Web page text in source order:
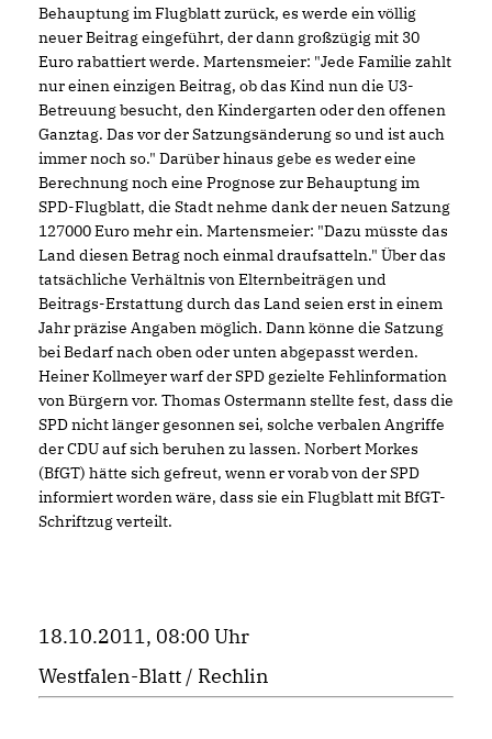
Behauptung im Flugblatt zurück, es werde ein völlig
neuer Beitrag eingeführt, der dann großzügig mit 30
Euro rabattiert werde. Martensmeier: "Jede Familie zahlt
nur einen einzigen Beitrag, ob das Kind nun die U3-
Betreuung besucht, den Kindergarten oder den offenen
Ganztag. Das vor der Satzungsänderung so und ist auch
immer noch so." Darüber hinaus gebe es weder eine
Berechnung noch eine Prognose zur Behauptung im
SPD-Flugblatt, die Stadt nehme dank der neuen Satzung
127000 Euro mehr ein. Martensmeier: "Dazu müsste das
Land diesen Betrag noch einmal draufsatteln." Über das
tatsächliche Verhältnis von Elternbeiträgen und
Beitrags-Erstattung durch das Land seien erst in einem
Jahr präzise Angaben möglich. Dann könne die Satzung
bei Bedarf nach oben oder unten abgepasst werden.
Heiner Kollmeyer warf der SPD gezielte Fehlinformation
von Bürgern vor. Thomas Ostermann stellte fest, dass die
SPD nicht länger gesonnen sei, solche verbalen Angriffe
der CDU auf sich beruhen zu lassen. Norbert Morkes
(BfGT) hätte sich gefreut, wenn er vorab von der SPD
informiert worden wäre, dass sie ein Flugblatt mit BfGT-
Schriftzug verteilt.
18.10.2011, 08:00 Uhr
Westfalen-Blatt / Rechlin